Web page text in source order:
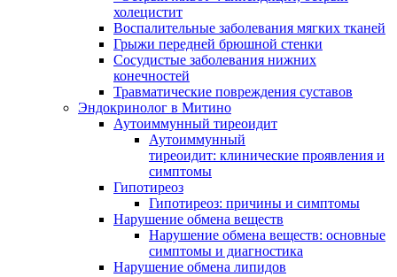
холецистит
Воспалительные заболевания мягких тканей
Грыжи передней брюшной стенки
Сосудистые заболевания нижних
конечностей
Травматические повреждения суставов
Эндокринолог в Митино
Аутоиммунный тиреоидит
Аутоиммунный
тиреоидит: клинические проявления и
симптомы
Гипотиреоз
Гипотиреоз: причины и симптомы
Нарушение обмена веществ
Нарушение обмена веществ: основные
симптомы и диагностика
Нарушение обмена липидов